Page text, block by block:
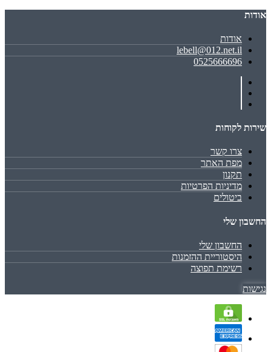
אודות
אודות
lebell@012.net.il
0525666696
שירות לקוחות
צרו קשר
מפת האתר
תקנון
מדיניות הפרטיות
ביטולים
החשבון שלי
החשבון שלי
היסטוריית ההזמנות
רשימת תפוצה
נגישות